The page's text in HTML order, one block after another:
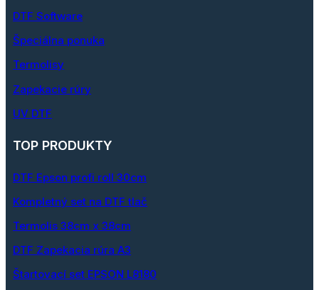
DTF Software
Špeciálna ponuka
Termolisy
Zapekacie rúry
UV DTF
TOP PRODUKTY
DTF Epson profi roll 30cm
Kompletný set na DTF tlač
Termolis 38cm x 38cm
DTF Zapekacia rúra A3
Štartovací set EPSON L8180